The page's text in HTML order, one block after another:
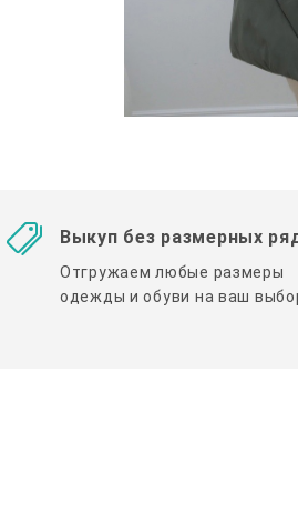
Выкуп без размерных
Отгружаем любые размеры
одежды и обуви на ваш